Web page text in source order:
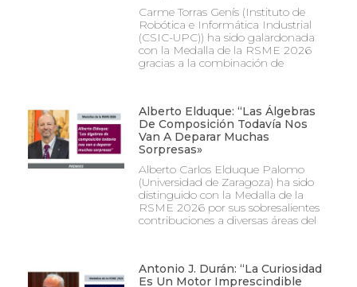
Carme Torras Genís (Instituto de
Robótica e Informática Industrial
(CSIC-UPC)) ha sido galardonada
con la Medalla de la RSME 2026
gracias a la combinación de
Alberto Elduque: “Las Álgebras
De Composición Todavía Nos
Van A Deparar Muchas
Sorpresas»
Alberto Carlos Elduque Palomo
(Universidad de Zaragoza) ha sido
distinguido con la Medalla de la
RSME 2026 por sus sobresalientes
contribuciones a diversas áreas del
Antonio J. Durán: “La Curiosidad
Es Un Motor Imprescindible